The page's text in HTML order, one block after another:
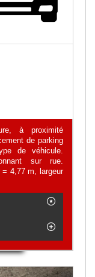
à proximité
de parking
de véhicule.
sur rue.
= 4,77 m, largeur